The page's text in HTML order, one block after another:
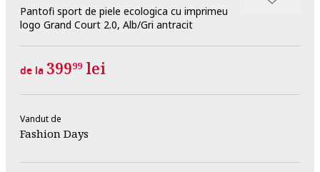
Pantofi sport de piele ecologica cu imprimeu
logo Grand Court 2.0, Alb/Gri antracit
de la 39999 lei
Vandut de
Fashion Days